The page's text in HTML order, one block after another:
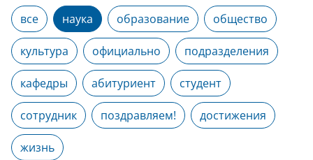
все наука образование общество
культура официально подразделения
кафедры абитуриент студент
сотрудник поздравляем! достижения
жизнь